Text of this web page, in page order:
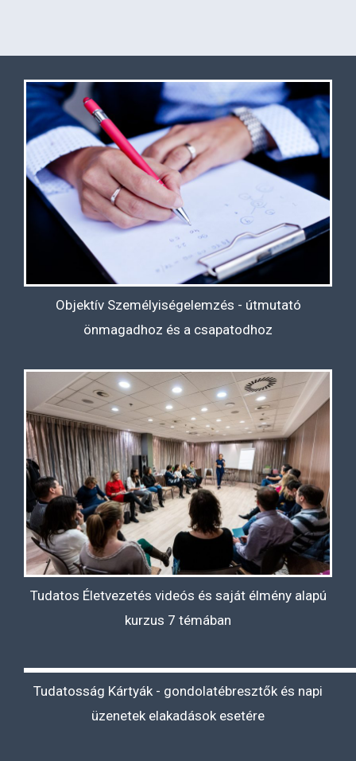
Objektív Személyiségelemzés - útmutató
önmagadhoz és a csapatodhoz
Tudatos Életvezetés videós és saját élmény alapú
kurzus 7 témában
Tudatosság Kártyák - gondolatébresztők és napi
üzenetek elakadások esetére